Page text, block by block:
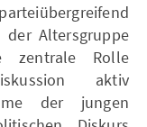
der Altersgruppe
Rolle
aktiv
der jungen